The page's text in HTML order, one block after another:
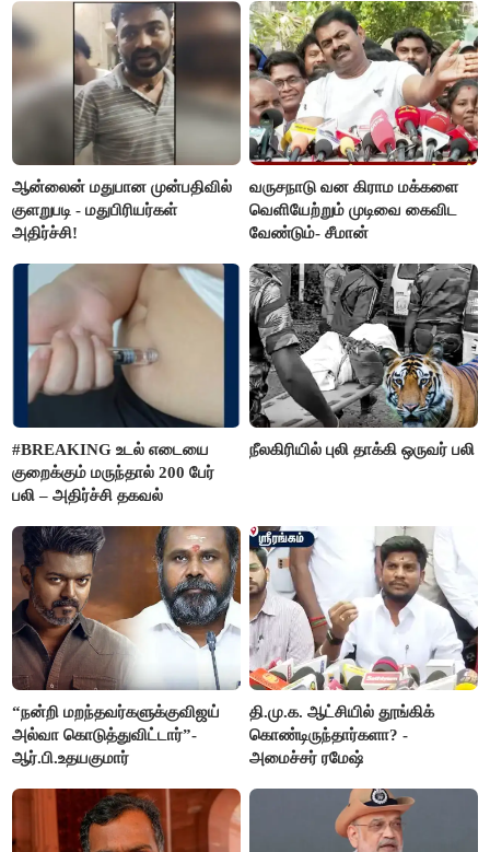
மார்க்கண்டேயன்
ஆன்லைன் மதுபான முன்பதிவில்
குளறுபடி - மதுபிரியர்கள்
அதிர்ச்சி!
வருசநாடு வன கிராம மக்களை
வெளியேற்றும் முடிவை கைவிட
வேண்டும்- சீமான்
#BREAKING உடல் எடையை
குறைக்கும் மருந்தால் 200 பேர்
பலி – அதிர்ச்சி தகவல்
நீலகிரியில் புலி தாக்கி ஒருவர் பலி
“நன்றி மறந்தவர்களுக்குவிஜய்
அல்வா கொடுத்துவிட்டார்”-
ஆர்.பி.உதயகுமார்
தி.மு.க. ஆட்சியில் தூங்கிக்
கொண்டிருந்தார்களா? -
அமைச்சர் ரமேஷ்